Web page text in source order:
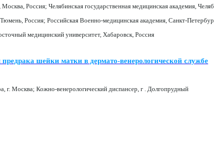
Россия; Челябинская государственная медицинская академия,
Россия; Российская Военно-медицинская академия, Санкт-
медицинский университет, Хабаровск, Россия
шейки матки в дермато-венерологической службе
Москва; Кожно-венерологический диспансер, г . Долгопрудный